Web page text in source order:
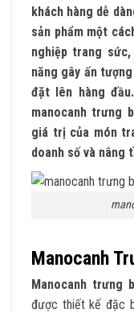
khách hàng dễ
sản phẩm một
nghiệp trang
năng gây ấn
đặt lên hàng
manocanh trưng
giá trị của món
doanh số và nâng
Manocanh
Manocanh trưng
được thiết kế đặc